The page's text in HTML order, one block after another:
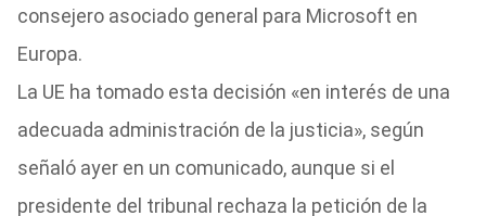
consejero asociado general para Microsoft en
Europa.
La UE ha tomado esta decisión «en interés de una
adecuada administración de la justicia», según
señaló ayer en un comunicado, aunque si el
presidente del tribunal rechaza la petición de la